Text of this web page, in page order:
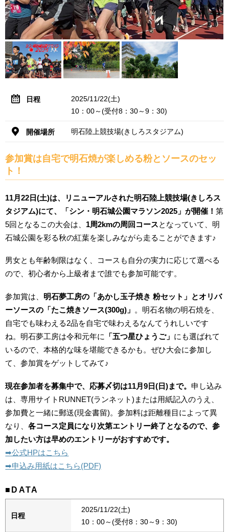
日程
2025/11/22(土)
10：00～(受付8：30～9：30)
開催場所 明石陸上競技場(きしろスタジアム)
参加賞は自宅で明石焼が楽しめる粉とソースのセッ
ト！
11月22日(土)は、リニューアルされた明石陸上競技場(きしろス
タジアム)にて、「シン・明石城公園マラソン2025」が開催！第
5回となるこの大会は、 1周2kmの周回コースとなっていて、明
石城公園を彩る秋の紅葉を楽しみながら走ることができます♪
男女とも年齢制限はなく、コースも自分の実力に応じて選べる
ので、初心者から上級者まで誰でも参加可能です。
参加賞は、 明石夢工房の「あかし玉子焼き 粉セット」とオリバ
ーソースの「たこ焼きソース(300g)」 。明石名物の明石焼を、
自宅でも味わえる2品を自宅で味わえるなんてうれしいです
ね。明石夢工房は令和元年に
「五つ星ひょうご」 にも選ばれて
いるので、本格的な味を堪能できるかも。ぜひ大会に参加し
て、参加賞をゲットしてみて♪
現在参加者を募集中で、応募〆切は11月9日(日)まで。 申し込み
は、専用サイトRUNNET(ランネット)または用紙記入のうえ、
参加費と一緒に郵送(現金書留)。参加料は距離種目によって異
なり、各コース定員になり次第エントリー終了となるので、参
加したい方は早めのエントリーがおすすめです。
➡︎公式HPはこちら
➡︎申込み用紙はこちら(PDF)
■DATA
日程
2025/11/22(土)
10：00～(受付8：30～9：30)